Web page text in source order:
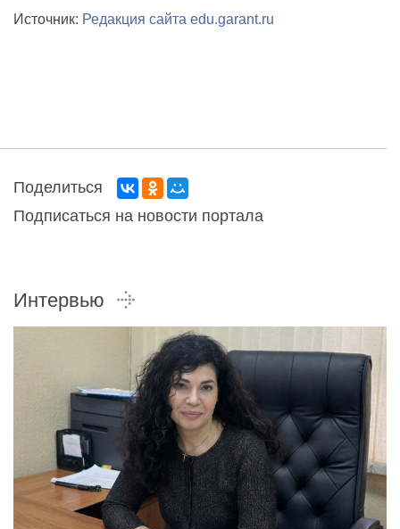
Источник: Редакция сайта edu.garant.ru
Поделиться
Подписаться на новости портала
Интервью